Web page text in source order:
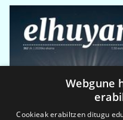
Webgune
Cookieak erabiltzen ditugu